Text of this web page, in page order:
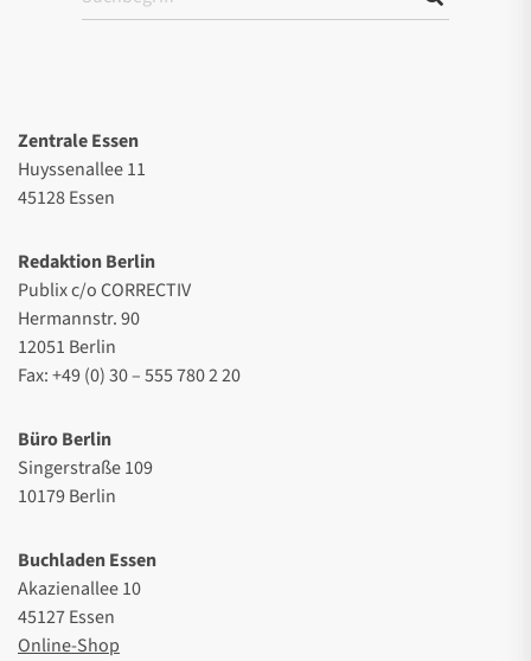
Zentrale Essen
Huyssenallee 11
45128 Essen
Redaktion Berlin
Publix c/o CORRECTIV
Hermannstr. 90
12051 Berlin
Fax: +49 (0) 30 – 555 780 2 20
Büro Berlin
Singerstraße 109
10179 Berlin
Buchladen Essen
Akazienallee 10
45127 Essen
Online-Shop